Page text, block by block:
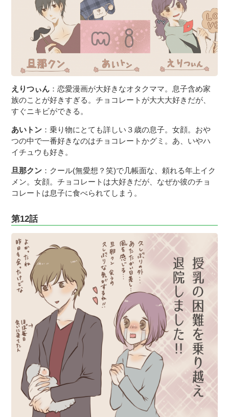
えりつぃん ：恋愛漫画が大好きなオタクママ。息子含め家
族のことが好きすぎる。チョコレートが大大大好きだが、
すぐニキビができる。
あいトン ：乗り物にとても詳しい３歳の息子。女顔。おや
つの中で一番好きなのはチョコレートかグミ。あ、いやハ
イチュウも好き。
旦那クン ：クール(無愛想？笑)で几帳面な、頼れる年上イク
メン。女顔。チョコレートは大好きだが、なぜか彼のチョ
コレートは息子に食べられてしまう。
第12話